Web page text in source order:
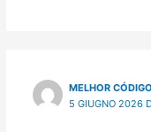
MELHOR
5 GIUGNO 2026